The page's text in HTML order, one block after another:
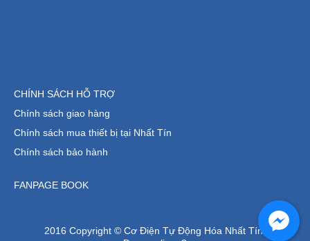
CHÍNH SÁCH HỖ TRỢ
Chính sách giao hàng
Chính sách mua thiết bị tại Nhất Tín
Chính sách bảo hành
FANPAGE BOOK
2016 Copyright © Cơ Điện Tự Động Hóa Nhất Tín.